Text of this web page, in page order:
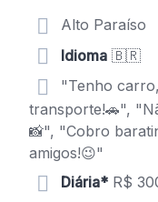
Alto Paraíso
Idioma 🇧🇷
"Tenho
transporte!🚗",
📸", "Cobro
amigos!😉"
Diária* R$